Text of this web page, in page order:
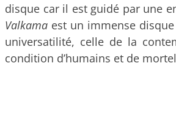
disque car il est guidé par une
Valkama est un immense
universatilité, celle de la
condition d’humains et de